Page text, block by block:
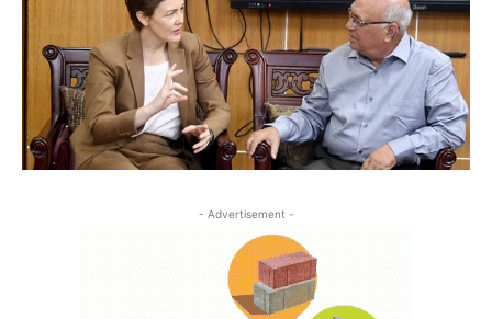
- Advertisement -